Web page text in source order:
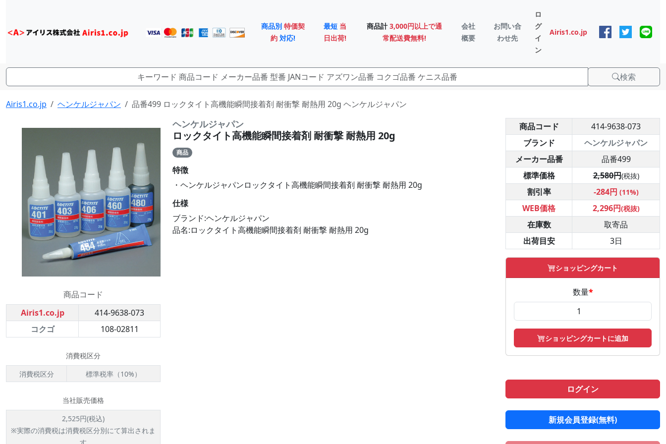
商品別 特価契
約 対応!
最短 当
日出荷!
商品計 3,000円以上で通
常配送費無料!
会社
概要
お問い合
わせ先
ロ
グ
イ
ン
Airis1.co.jp
検索
Airis1.co.jp ヘンケルジャパン 品番499 ロックタイト高機能瞬間接着剤 耐衝撃 耐熱用 20g ヘンケルジャパン
商品コード
Airis1.co.jp
414-9638-073
コクゴ
108-02811
消費税区分
消費税区分
標準税率（10%）
当社販売価格
2,525円(税込)
※実際の消費税は消費税区分別にて算出されま
ヘンケルジャパン
ロックタイト高機能瞬間接着剤 耐衝撃 耐熱用 20g
商品
特徴
・ヘンケルジャパンロックタイト高機能瞬間接着剤 耐衝撃 耐熱用 20g
仕様
ブランド:ヘンケルジャパン
品名:ロックタイト高機能瞬間接着剤 耐衝撃 耐熱用 20g
商品コード
414-9638-073
ブランド
ヘンケルジャパン
メーカー品番
品番499
標準価格
2,580円(税抜)
割引率 -284円 (11%)
WEB価格 2,296円(税抜)
在庫数
取寄品
出荷目安
3日
ショッピングカート
数量*
ショッピングカートに追加
ログイン
新規会員登録(無料)